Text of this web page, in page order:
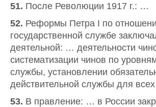
51. После Революции 1917 г.: …
52. Реформы Петра I по
государственной службе
деятельной: … деятельности
систематизации чинов по
службы, установлении
действительной службы для
53. В правление: … в России